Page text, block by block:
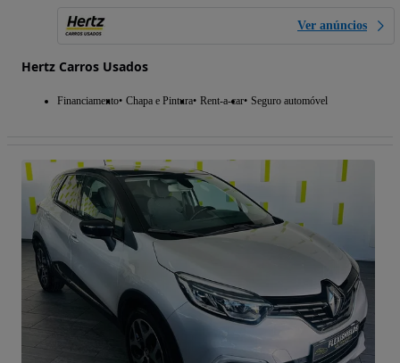
Ver anúncios
Hertz Carros Usados
Financiamento Chapa e Pintura Rent-a-car Seguro automóvel